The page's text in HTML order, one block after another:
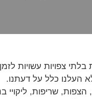
בלתי צפויות עשויות
העלנו כלל על דעתנו.
שריפות, ליקויי